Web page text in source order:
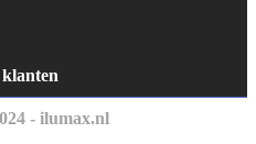
- ilumax.nl